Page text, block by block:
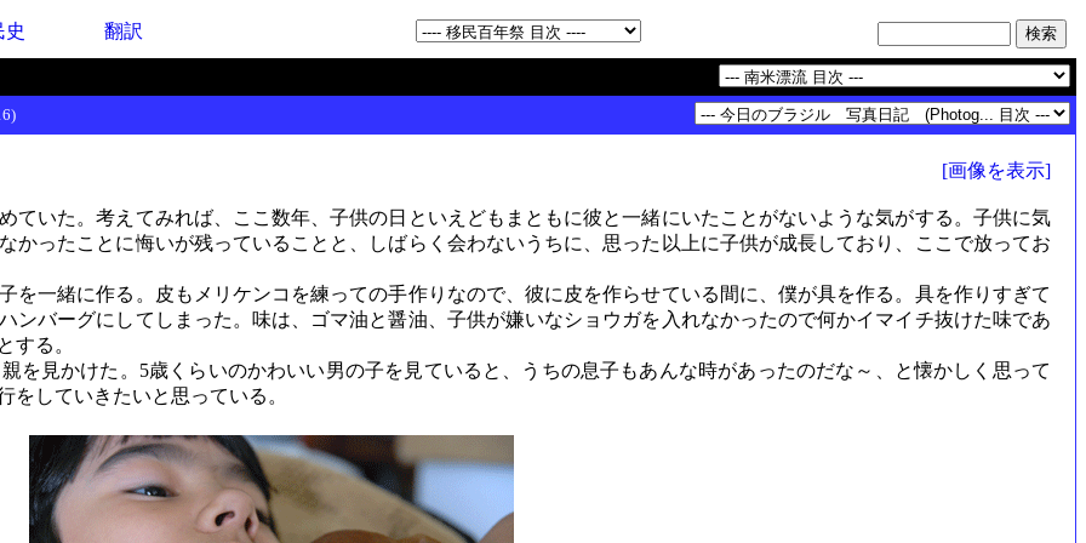
史 翻訳
[画像を表示]
いた。考えてみれば、ここ数年、子供の日といえどもまともに彼と一緒にいたことがないような気がする。子供に気
かったことに悔いが残っていることと、しばらく会わないうちに、思った以上に子供が成長しており、ここで放ってお
一緒に作る。皮もメリケンコを練っての手作りなので、彼に皮を作らせている間に、僕が具を作る。具を作りすぎて
ンバーグにしてしまった。味は、ゴマ油と醤油、子供が嫌いなショウガを入れなかったので何かイマイチ抜けた味であ
する。
見かけた。5歳くらいのかわいい男の子を見ていると、うちの息子もあんな時があったのだな～、と懐かしく思って
していきたいと思っている。